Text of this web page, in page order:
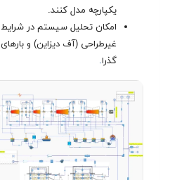
یکپارچه مدل کنند.
امکان تحلیل سیستم در شرایط
غیرطراحی (آف دیزاین) و بارهای
گذرا.